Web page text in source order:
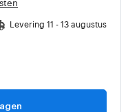
Levering 11 - 13 augustus